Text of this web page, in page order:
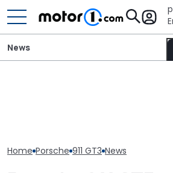
News
Home Porsche 911 GT3 News